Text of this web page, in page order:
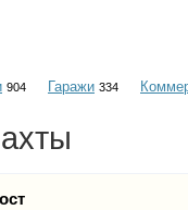
904 Гаражи 334